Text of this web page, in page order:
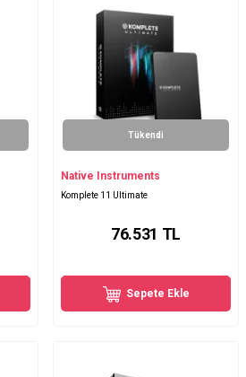
Tükendi
Native Instruments
Komplete 11 Ultimate
76.531 TL
Sepete Ekle